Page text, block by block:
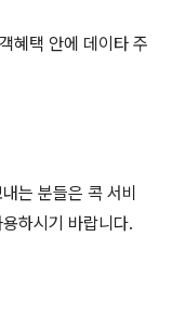
혜택 안에 데이타 주
는 분들은 콕 서비
하시기 바랍니다.